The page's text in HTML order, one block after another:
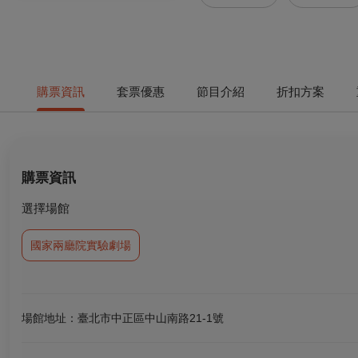
購票資訊 套票優惠 節目介紹 折扣方案
購票資訊
選擇場館
國家兩廳院實驗劇場
場館地址：臺北市中正區中山南路21-1號